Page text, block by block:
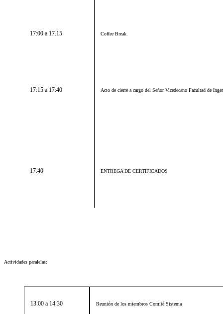
17:00 a 17.15 Coffee Break.
17:15 a 17:40 Acto de cierre a cargo del SeñorVicedecano Facultad de
17.40 ENTREGA DE CERTIFICADOS
Actividades paralelas:
13:00 a 14:30 Reunión de los miembros Comité Sistema